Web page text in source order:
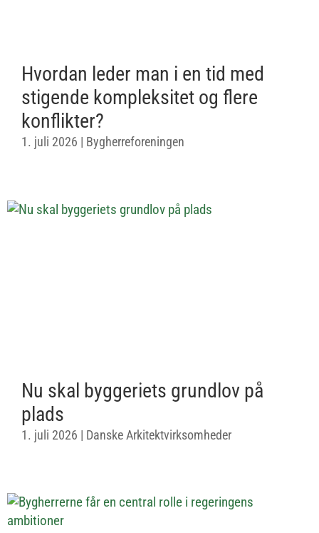
Hvordan leder man i en tid med
stigende kompleksitet og flere
konflikter?
1. juli 2026 | Bygherreforeningen
Nu skal byggeriets grundlov på
plads
1. juli 2026 | Danske Arkitektvirksomheder